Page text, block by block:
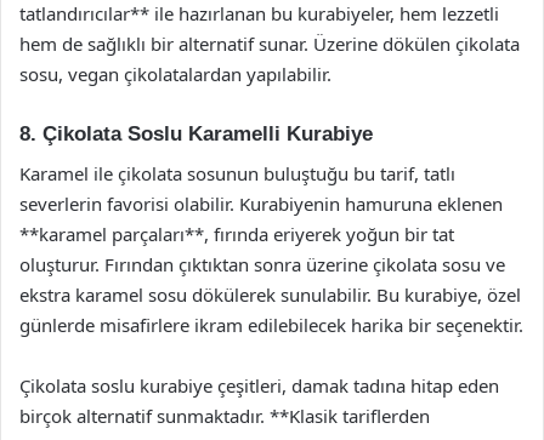
tatlandırıcılar** ile hazırlanan bu kurabiyeler, hem lezzetli
hem de sağlıklı bir alternatif sunar. Üzerine dökülen çikolata
sosu, vegan çikolatalardan yapılabilir.
8. Çikolata Soslu Karamelli Kurabiye
Karamel ile çikolata sosunun buluştuğu bu tarif, tatlı
severlerin favorisi olabilir. Kurabiyenin hamuruna eklenen
**karamel parçaları**, fırında eriyerek yoğun bir tat
oluşturur. Fırından çıktıktan sonra üzerine çikolata sosu ve
ekstra karamel sosu dökülerek sunulabilir. Bu kurabiye, özel
günlerde misafirlere ikram edilebilecek harika bir seçenektir.
Çikolata soslu kurabiye çeşitleri, damak tadına hitap eden
birçok alternatif sunmaktadır. **Klasik tariflerden